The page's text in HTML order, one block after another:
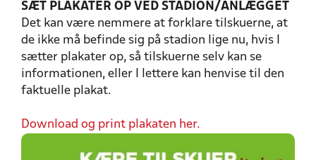
SÆT PLAKATER OP VED STADION/ANLÆGGET
Det kan være nemmere at forklare tilskuerne, at
de ikke må befinde sig på stadion lige nu, hvis I
sætter plakater op, så tilskuerne selv kan se
informationen, eller I lettere kan henvise til den
faktuelle plakat.
Download og print plakaten her.